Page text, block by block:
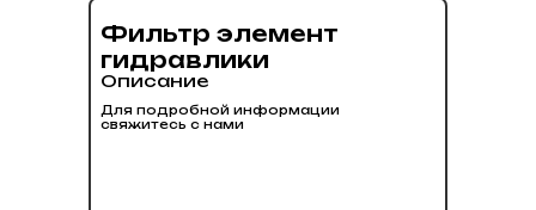
Фильтр элемент
гидравлики
Описание
Для подробной информации
свяжитесь с нами